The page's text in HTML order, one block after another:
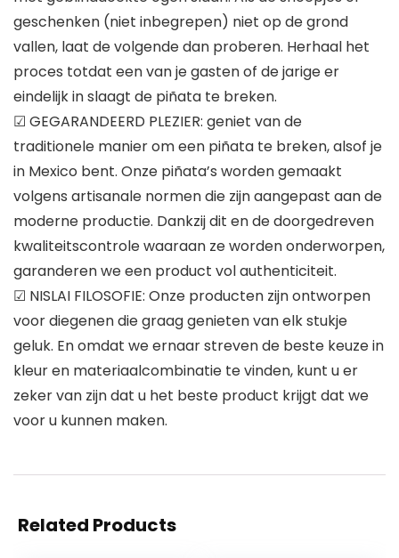
geschenken (niet inbegrepen) niet op de grond
vallen, laat de volgende dan proberen. Herhaal het
proces totdat een van je gasten of de jarige er
eindelijk in slaagt de piñata te breken.
☑ GEGARANDEERD PLEZIER: geniet van de
traditionele manier om een ​​piñata te breken, alsof je
in Mexico bent. Onze piñata’s worden gemaakt
volgens artisanale normen die zijn aangepast aan de
moderne productie. Dankzij dit en de doorgedreven
kwaliteitscontrole waaraan ze worden onderworpen,
garanderen we een product vol authenticiteit.
☑ NISLAI FILOSOFIE: Onze producten zijn ontworpen
voor diegenen die graag genieten van elk stukje
geluk. En omdat we ernaar streven de beste keuze in
kleur en materiaalcombinatie te vinden, kunt u er
zeker van zijn dat u het beste product krijgt dat we
voor u kunnen maken.
Related Products